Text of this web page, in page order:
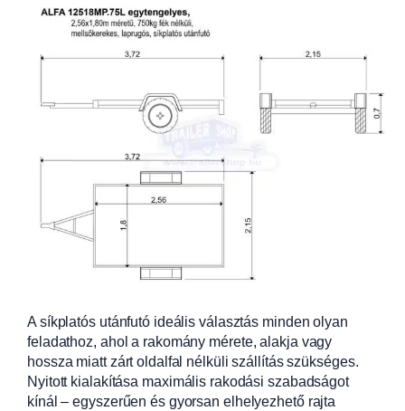
A síkplatós utánfutó ideális választás minden olyan
feladathoz, ahol a rakomány mérete, alakja vagy
hossza miatt zárt oldalfal nélküli szállítás szükséges.
Nyitott kialakítása maximális rakodási szabadságot
kínál – egyszerűen és gyorsan elhelyezhető rajta